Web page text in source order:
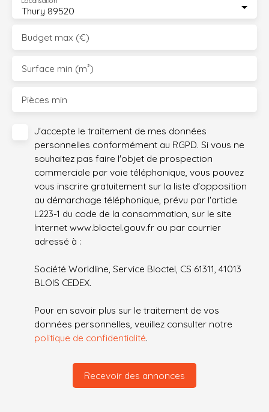
Thury 89520
Budget max (€)
Surface min (m²)
Pièces min
J'accepte le traitement de mes données
personnelles conformément au RGPD. Si vous ne
souhaitez pas faire l'objet de prospection
commerciale par voie téléphonique, vous pouvez
vous inscrire gratuitement sur la liste d'opposition
au démarchage téléphonique, prévu par l'article
L223-1 du code de la consommation, sur le site
Internet www.bloctel.gouv.fr ou par courrier
adressé à :
Société Worldline, Service Bloctel, CS 61311, 41013
BLOIS CEDEX.
Pour en savoir plus sur le traitement de vos
données personnelles, veuillez consulter notre
politique de confidentialité.
Recevoir des annonces